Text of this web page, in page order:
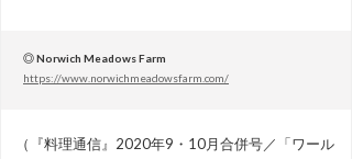
◎ Norwich Meadows Farm
https://www.norwichmeadowsfarm.com/
（『料理通信』2020年9・10月合併号／「ワール